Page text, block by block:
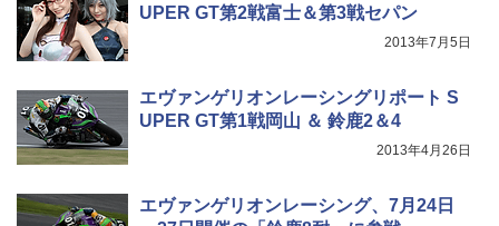
UPER GT第2戦富士＆第3戦セパン
2013年7月5日
エヴァンゲリオンレーシングリポート S
UPER GT第1戦岡山 ＆ 鈴鹿2＆4
2013年4月26日
エヴァンゲリオンレーシング、7月24日